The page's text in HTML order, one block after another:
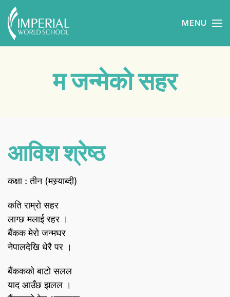
Skip to main content MENU
म जन्मेको सहर
आविश श्रेष्ठ
कक्षा : तीन (मस्र्याब्दी)
कति राम्रो सहर
लाग्छ मलाई रहर ।
बैंकक मेरो जन्मघर
नेपालदेखि धेरै पर ।
बैंककको बाटो सलल
याद आउँछ झलल ।